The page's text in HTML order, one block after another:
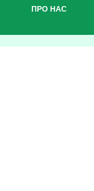
ПРО НАС